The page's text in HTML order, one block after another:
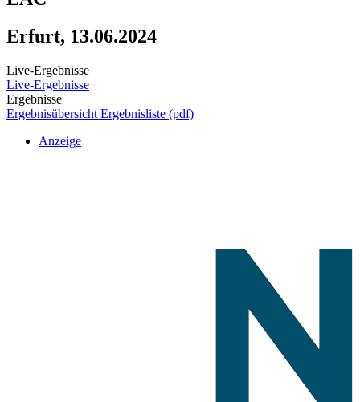
Erfurt, 13.06.2024
Live-Ergebnisse
Live-Ergebnisse
Ergebnisse
Ergebnisübersicht Ergebnisliste (pdf)
Anzeige